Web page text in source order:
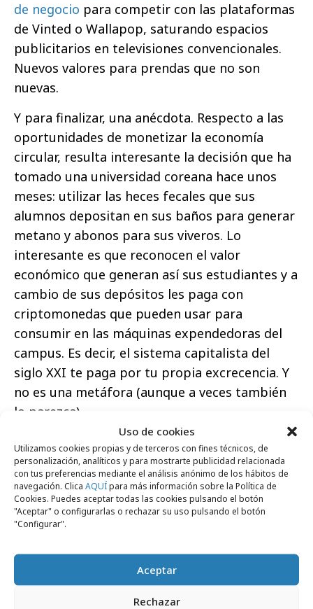
Uso de cookies
Utilizamos cookies propias y de terceros con fines técnicos, de
personalización, analíticos y para mostrarte publicidad relacionada
con tus preferencias mediante el análisis anónimo de los hábitos de
navegación. Clica AQUÍpara más información sobre la Política de
Cookies. Puedes aceptar todas las cookies pulsando el botón
"Aceptar" o configurarlas o rechazar su uso pulsando el botón
"Configurar".
Aceptar
Rechazar
de negocio para competir con las plataformas
de Vinted o Wallapop, saturando espacios
publicitarios en televisiones convencionales.
Nuevos valores para prendas que no son
nuevas.
Y para finalizar, una anécdota. Respecto a las
oportunidades de monetizar la economía
circular, resulta interesante la decisión que ha
tomado una universidad coreana hace unos
meses: utilizar las heces fecales que sus
alumnos depositan en sus baños para generar
metano y abonos para sus viveros. Lo
interesante es que reconocen el valor
económico que generan así sus estudiantes y a
cambio de sus depósitos les paga con
criptomonedas que pueden usar para
consumir en las máquinas expendedoras del
campus. Es decir, el sistema capitalista del
siglo XXI te paga por tu propia excrecencia. Y
no es una metáfora (aunque a veces también
lo parezca)
Comparte
Noticias Relacionadas